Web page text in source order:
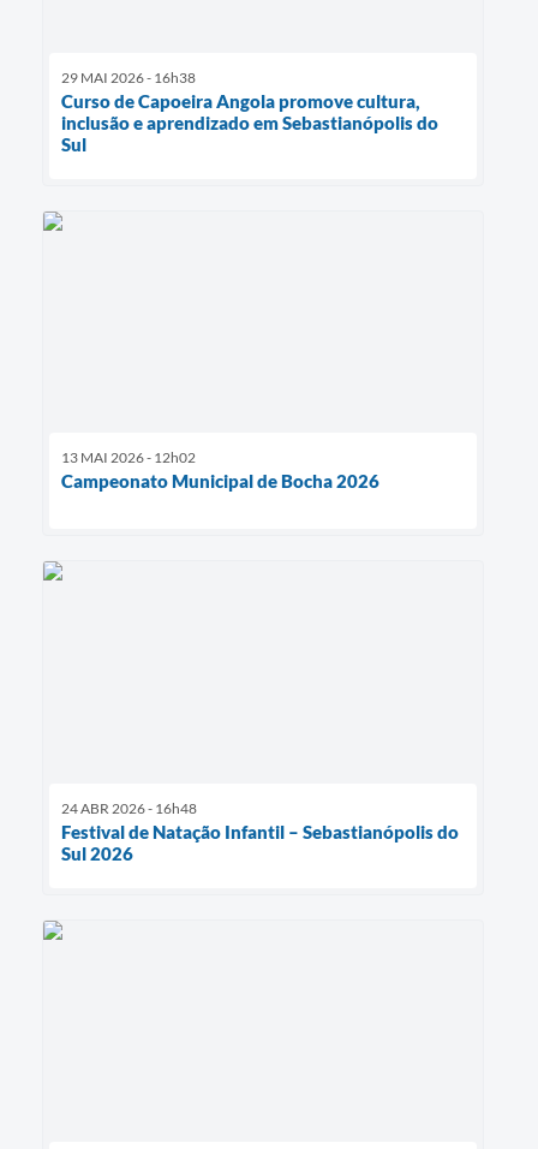
29 MAI 2026 - 16h38
Curso de Capoeira Angola promove cultura,
inclusão e aprendizado em Sebastianópolis do
Sul
13 MAI 2026 - 12h02
Campeonato Municipal de Bocha 2026
24 ABR 2026 - 16h48
Festival de Natação Infantil – Sebastianópolis do
Sul 2026